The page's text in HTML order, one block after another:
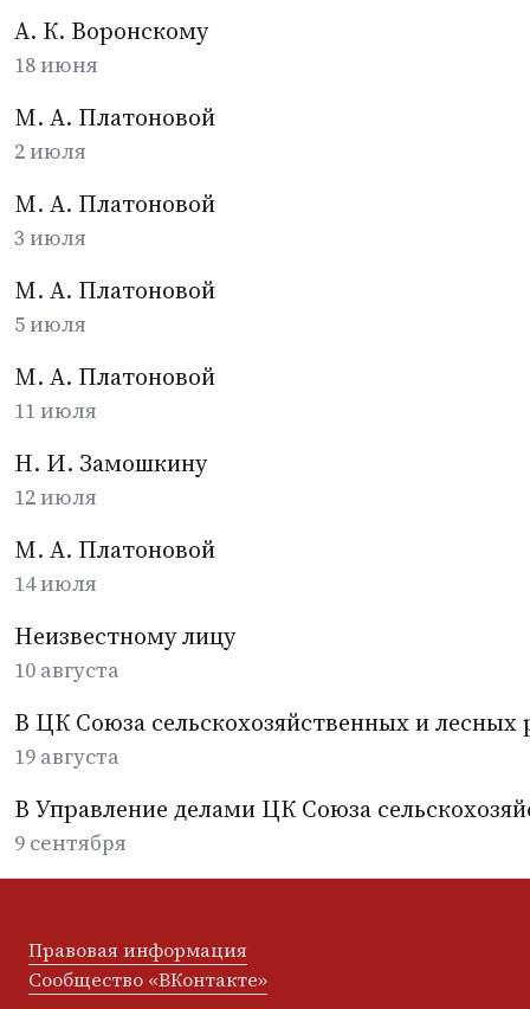
А. К. Воронскому
18 июня
М. А. Платоновой
2 июля
М. А. Платоновой
3 июля
М. А. Платоновой
5 июля
М. А. Платоновой
11 июля
Н. И. Замошкину
12 июля
М. А. Платоновой
14 июля
Неизвестному лицу
10 августа
В ЦК Союза сельскохозяйственных и лесных
19 августа
В Управление делами ЦК Союза
9 сентября
Правовая информация
Сообщество «ВКонтакте»